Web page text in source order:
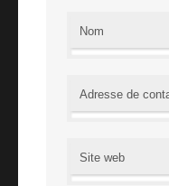
Nom
Adresse de
Site web